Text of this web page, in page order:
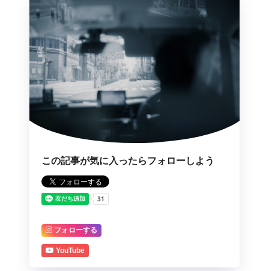
この記事が気に入ったらフォローしよう
フォローする
YouTube